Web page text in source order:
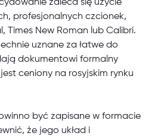
zaleca się użycie
profesjonalnych czcionek,
Times New Roman lub Calibri.
uznane za łatwe do
dokumentowi formalny
ceniony na rosyjskim rynku
być zapisane w formacie
że jego układ i